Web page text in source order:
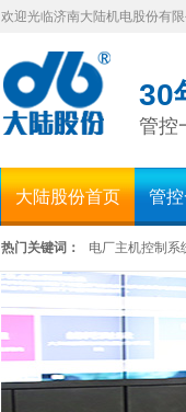
欢迎光临济南大陆机电股份有限
30
管控
大陆股份首页 管
热门关键词： 电厂主机控制系